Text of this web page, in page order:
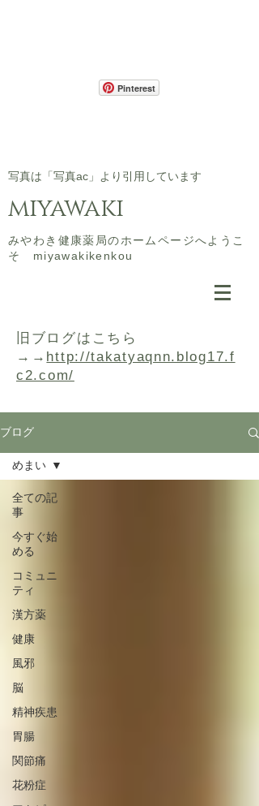
Pinterest
​写真は「写真ac」より引用しています
miyawaki
​みやわき健康薬局のホームページへようこ
そ miyawakikenkou
​旧ブログはこちら
→→ http://takatyaqnn.blog17.f
c2.com/
ブログ
全ての記
事
今すぐ始
める
コミュニ
ティ
漢方薬
健康
風邪
脳
精神疾患
胃腸
関節痛
花粉症
めまい